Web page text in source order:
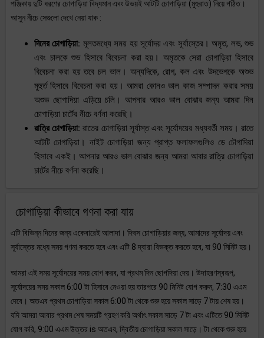
পঞ্জিকায় দুটি ধরণের চোগাড়িয়া বিদ্যমান এবং উভয়ই আটটি চোগাড়িয়া (মুহুরাত) নিয়ে গঠিত।
আসুন নীচে সেগুলো দেখে নেয়া যাক :
দিনের চোগাড়িয়া: মূলতমধ্যে সময় হয় সূর্যোদয় এবং সূর্যাস্তের। অমৃত, লভ, শুভ
এবং চালকে শুভ হিসাবে বিবেচনা করা হয়। অমৃতকে সেরা চোগাড়িয়া হিসাবে
বিবেচনা করা হয় তবে চল ভাল। অন্যদিকে, রোগ, কল এবং উদভেগকে অশুভ
মুহুর্ত হিসাবে বিবেচনা করা হয়। আমরা কোনও ভাল কাজ সম্পাদন করার সময়
অশুভ ছোগাদিয়া এড়িয়ে চলি। আপনার আরও ভাল বোঝার জন্য আমরা দিন
চোগাড়িয়া চার্টের নীচে বর্ণনা করেছি।
রাত্রি চোগাড়িয়া:রাতের চোগাড়িয়া সূর্যাস্ত এবং সূর্যোদয়ের মধ্যবর্তী সময়। রাতে
আটটি চোগাড়িয়া। নাইট চোগাড়িয়া জন্য প্রাপ্ত ফলাফলগুলিও ডে চৌগাদিয়া
হিসাবে একই। আপনার আরও ভাল বোঝার জন্য আমরা আবার রাত্রি চোগাড়িয়া
চার্টের নীচে বর্ণনা করেছি।
চোগাড়িয়া কীভাবে গণনা করা যায়
এটি বিভিন্ন দিনের জন্য একেবারেই আলাদা। দিবস চোগাড়িয়ার জন্য, আমাদের সূর্যোদয় এবং
সূর্যাস্তের মধ্যে সময় গণনা করতে হবে এবং এটি 8 দ্বারা বিভক্ত করতে হবে, যা 90 মিনিট হয়।
আমরা এই সময় সূর্যোদয়ের সময় যোগ করব, যা প্রথম দিন ছোগদিয়া দেয়। উদাহরণস্বরূপ,
সূর্যোদয়ের সময় সকাল 6:00 টা হিসাবে নেওয়া হয় তারপরে 90 মিনিট যোগ করুন, 7:30 এএম
দেবে। অতএব প্রথম চোগাড়িয়া সকাল 6:00 টা থেকে শুরু হয়ে সকাল সাড়ে 7 টায় শেষ হয়।
যদি আমরা আবার প্রথম শেষ সময়টি গ্রহণ করি অর্থাৎ সকাল সাড়ে 7 টা এবং এটিতে 90 মিনিট
যোগ করি, 9:00 এএম উত্তর is অতএব, দ্বিতীয় চোগাড়িয়া সকাল সাড়ে। টা থেকে শুরু হয়ে